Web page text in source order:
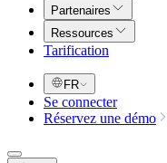
Partenaires
Ressources
Tarification
FR
Se connecter
Réservez une démo